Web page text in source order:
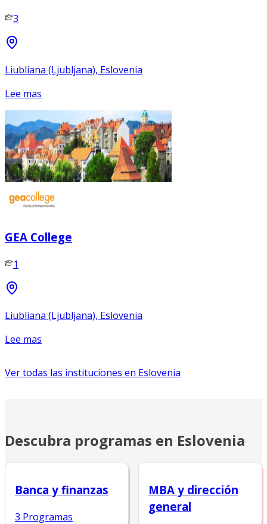
3
Liubliana (Ljubljana), Eslovenia
Lee mas
GEA College
1
Liubliana (Ljubljana), Eslovenia
Lee mas
Ver todas las instituciones en Eslovenia
Descubra programas en Eslovenia
Banca y finanzas
3 Programas
MBA y dirección
general